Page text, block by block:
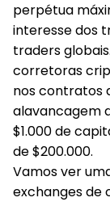
perpétua
interesse dos
traders
corretoras
nos contratos
alavancagem
$1.000 de
de $200.000.
Vamos ver
exchanges de